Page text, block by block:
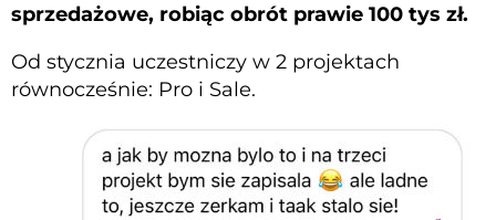
sprzedażowe, robiąc obrót prawie 100 tys zł.
Od stycznia uczestniczy w 2 projektach
równocześnie: Pro i Sale.